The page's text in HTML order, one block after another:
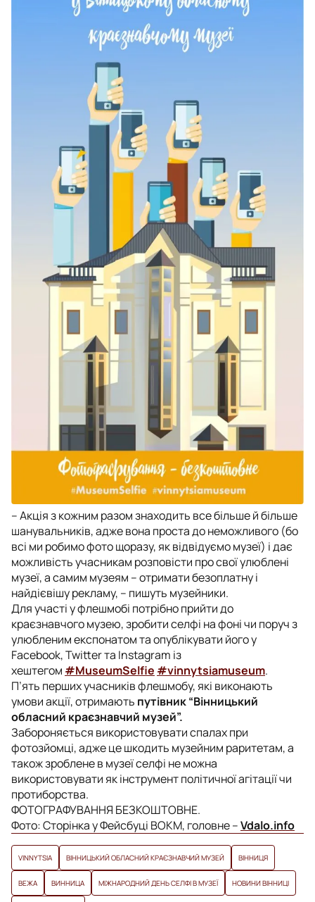
– Акція з кожним разом знаходить все більше й більше
шанувальників, адже вона проста до неможливого (бо
всі ми робимо фото щоразу, як відвідуємо музеї) і дає
можливість учасникам розповісти про свої улюблені
музеї, а самим музеям – отримати безоплатну і
найдієвішу рекламу, – пишуть музейники.
Для участі у флешмобі потрібно прийти до
краєзнавчого музею, зробити селфі на фоні чи поруч з
улюбленим експонатом та опублікувати його у
Facebook, Twitter та Instagram із
хештегом #MuseumSelfie #vinnytsiamuseum.
П’ять перших учасників флешмобу, які виконають
умови акції, отримають путівник “Вінницький
обласний краєзнавчий музей”.
Забороняється використовувати спалах при
фотозйомці, адже це шкодить музейним раритетам, а
також зроблене в музеї селфі не можна
використовувати як інструмент політичної агітації чи
протиборства.
ФОТОГРАФУВАННЯ БЕЗКОШТОВНЕ.
Фото: Сторінка у Фейсбуці ВОКМ, головне –Vdalo.info
VINNYTSIA ВІННИЦЬКИЙ ОБЛАСНИЙ КРАЄЗНАВЧИЙ МУЗЕЙ ВІННИЦЯ
ВЕЖА ВИННИЦА МІЖНАРОДНИЙ ДЕНЬ СЕЛФІ В МУЗЕЇ НОВИНИ ВІННИЦІ